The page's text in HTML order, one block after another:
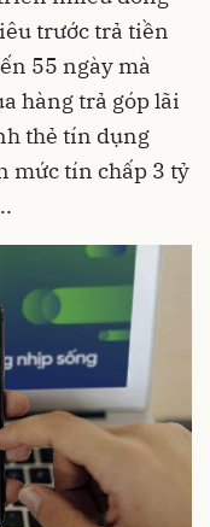
trước trả tiền
55 ngày mà
hàng trả góp lãi
thẻ tín dụng
mức tín chấp 3 tỷ